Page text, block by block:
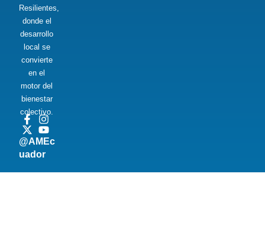
Resilientes,
donde el
desarrollo
local se
convierte
en el
motor del
bienestar
colectivo.
@AMEc
uador